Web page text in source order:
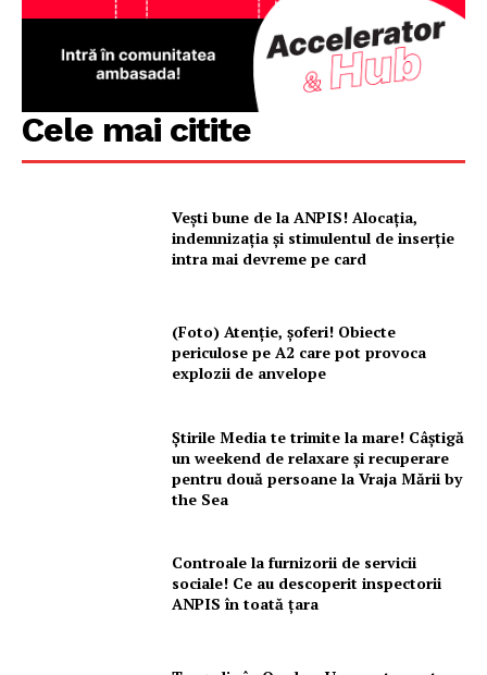
Cele mai citite
Vești bune de la ANPIS! Alocația,
indemnizația și stimulentul de inserție
intra mai devreme pe card
(Foto) Atenție, șoferi! Obiecte
periculose pe A2 care pot provoca
explozii de anvelope
Știrile Media te trimite la mare! Câștigă
un weekend de relaxare și recuperare
pentru două persoane la Vraja Mării by
the Sea
Controale la furnizorii de servicii
sociale! Ce au descoperit inspectorii
ANPIS în toată țara